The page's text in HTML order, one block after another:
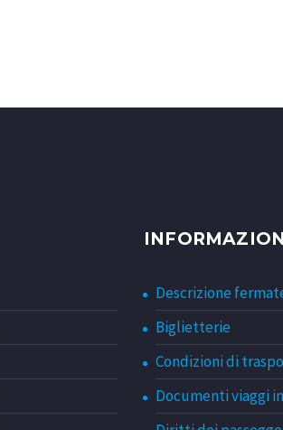
Descrizione
Biglietterie
Condizioni di
Documenti viaggi